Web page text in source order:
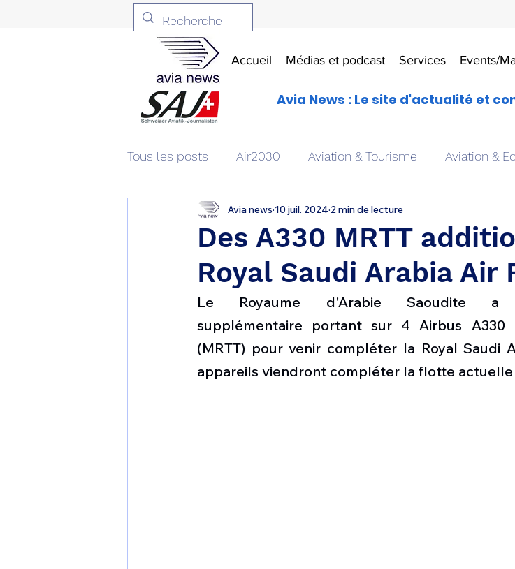
Accueil Médias et podcast Services Events/
Avia News : Le site d'actualité et
Tous les posts Air2030 Aviation & Tourisme Aviation &
Aviation & Défense Livres Drones aériens
Patrimoine aéronautique Avionique & pilotage Avion
1 er avril Motorisation Défense sol-air DSA
Shenyang J-35 Bombardier Global 6500 Fret aérien
Des A330 MRTT
Royal Saudi Arabia Air
Avia news 10 juil. 2024 2 min de lecture
Le Royaume d'Arabie Saoudite a
supplémentaire portant sur 4 Airbus A330
(MRTT) pour venir compléter la Royal Saudi
appareils viendront compléter la flotte actuelle